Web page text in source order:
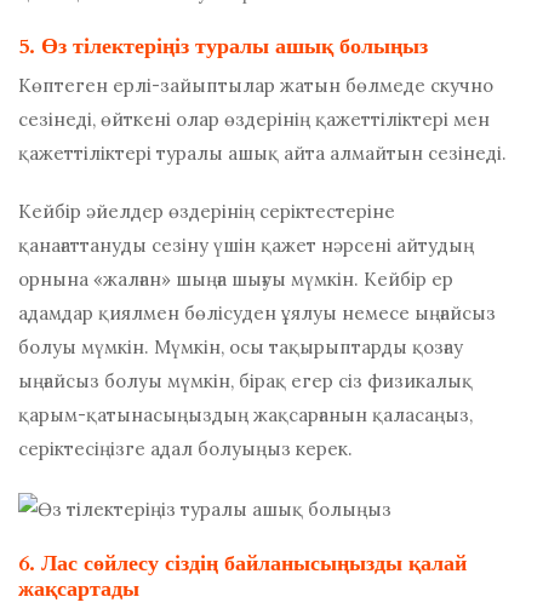
5. Өз тілектеріңіз туралы ашық болыңыз
Көптеген ерлі-зайыптылар жатын бөлмеде скучно
сезінеді, өйткені олар өздерінің қажеттіліктері мен
қажеттіліктері туралы ашық айта алмайтын сезінеді.
Кейбір әйелдер өздерінің серіктестеріне
қанағаттануды сезіну үшін қажет нәрсені айтудың
орнына «жалған» шыңға шығуы мүмкін. Кейбір ер
адамдар қиялмен бөлісуден ұялуы немесе ыңғайсыз
болуы мүмкін. Мүмкін, осы тақырыптарды қозғау
ыңғайсыз болуы мүмкін, бірақ егер сіз физикалық
қарым-қатынасыңыздың жақсарғанын қаласаңыз,
серіктесіңізге адал болуыңыз керек.
6. Лас сөйлесу сіздің байланысыңызды қалай
жақсартады